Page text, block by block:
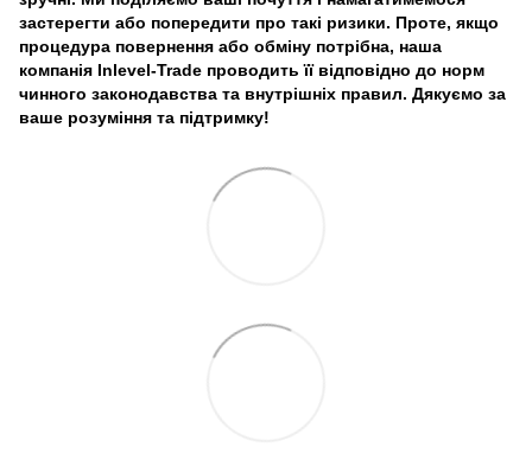
застерегти або попередити про такі ризики. Проте, якщо
процедура повернення або обміну потрібна, наша
компанія Inlevel-Trade проводить її відповідно до норм
чинного законодавства та внутрішніх правил. Дякуємо за
ваше розуміння та підтримку!